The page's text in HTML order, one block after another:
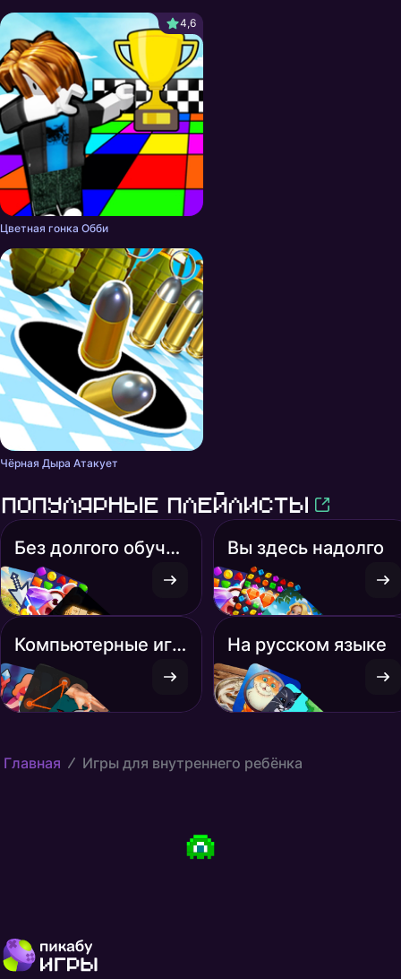
4,6
Цветная гонка Обби
Чёрная Дыра Атакует
Популярные плейлисты
Без долгого обучения
Компьютерные игры
Вы здесь надолго
На русском языке
Главная Игры для внутреннего ребёнка